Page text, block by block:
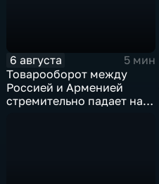
6 августа
5 мин
Товарооборот между
Россией и Арменией
стремительно падает на